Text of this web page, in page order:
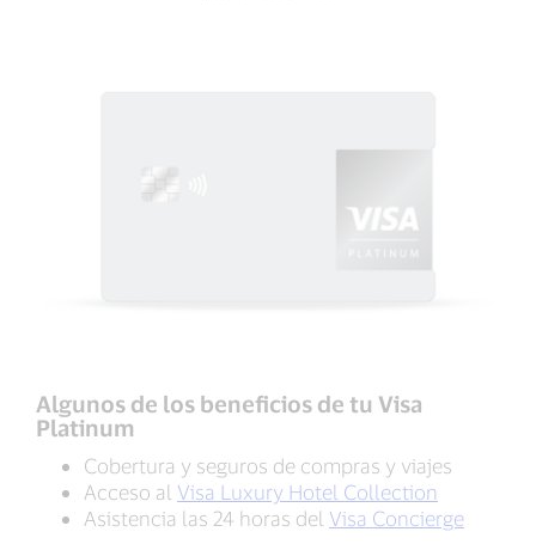
Algunos de los beneficios de tu Visa
Platinum
Cobertura y seguros de compras y viajes
Acceso al Visa Luxury Hotel Collection
Asistencia las 24 horas del Visa Concierge